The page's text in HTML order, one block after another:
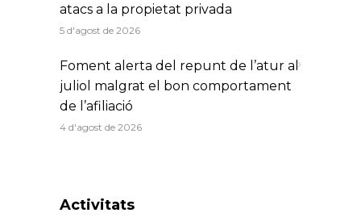
atacs a la propietat privada
5 d'agost de 2026
Foment alerta del repunt de l’atur al
juliol malgrat el bon comportament
de l’afiliació
4 d'agost de 2026
Activitats